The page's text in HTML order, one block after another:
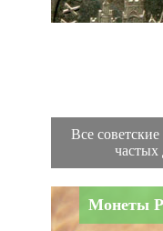
Все
частых
Монеты